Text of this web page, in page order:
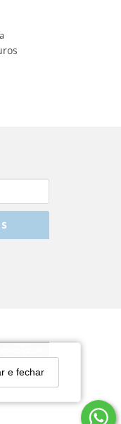
e fechar